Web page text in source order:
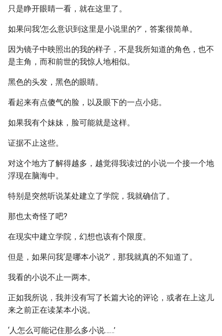
只是睁开眼睛一看，就在这里了。
如果问我‘怎么意识到这里是小说里的?’，答案很简单。
因为镜子中映照出的我的样子，不是我所知道的角色，也不
是主角，而和前世的我惊人地相似。
黑色的头发，黑色的眼睛。
看起来有点傻气的脸，以及眼下的一点小痣。
如果我有个妹妹，脸可能就是这样。
证据不止这些。
对这个地方了解得越多，越觉得我读过的小说一个接一个地
浮现在脑海中。
特别是突然听说某处建立了学院，我就确信了。
那也太奇怪了吧?
在现实中建立学院，幻想也该有个限度。
但是，如果问我‘是哪本小说?’，那我就真的不知道了。
我看的小说不止一两本。
正如我所说，我并没有写了长篇大论的评论，或者在上这儿
来之前正在读某本小说。
‘人怎么可能记住那么多小说……’